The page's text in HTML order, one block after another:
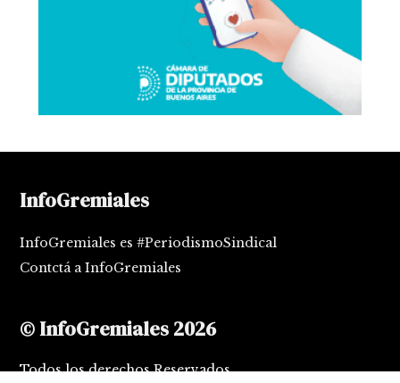
InfoGremiales
InfoGremiales es #PeriodismoSindical
Contctá a InfoGremiales
© InfoGremiales 2026
Todos los derechos Reservados